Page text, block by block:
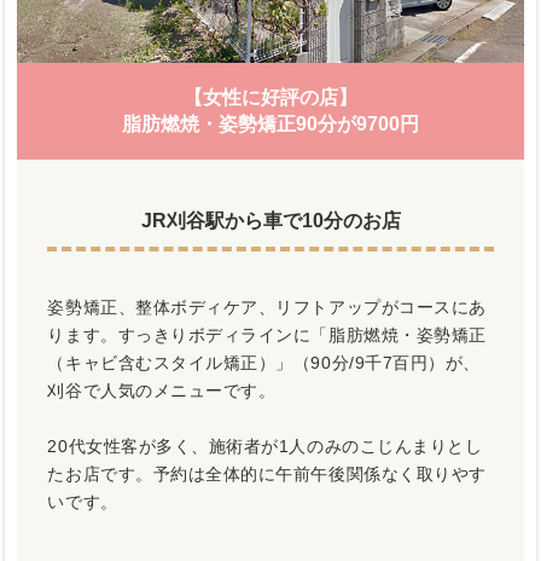
【女性に好評の店】
脂肪燃焼・姿勢矯正90分が9700円
JR刈谷駅から車で10分のお店
姿勢矯正、整体ボディケア、リフトアップがコースにあ
ります。すっきりボディラインに「脂肪燃焼・姿勢矯正
（キャビ含むスタイル矯正）」（90分/9千7百円）が、
刈谷で人気のメニューです。
20代女性客が多く、施術者が1人のみのこじんまりとし
たお店です。予約は全体的に午前午後関係なく取りやす
いです。